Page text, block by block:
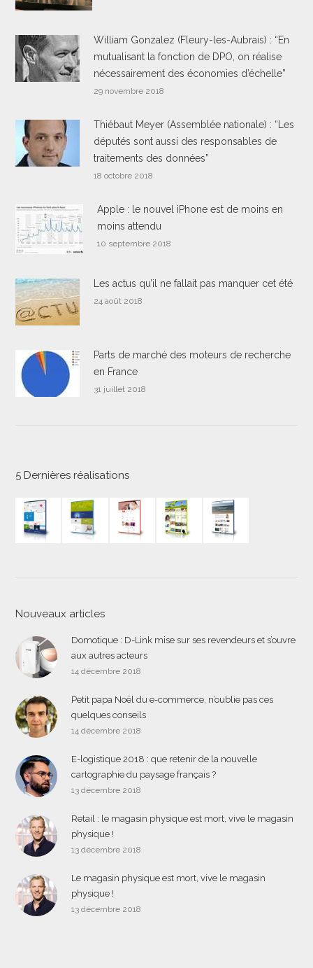
William Gonzalez (Fleury-les-Aubrais) : “En
mutualisant la fonction de DPO, on réalise
nécessairement des économies d’échelle”
29 novembre 2018
Thiébaut Meyer (Assemblée nationale) : “Les
députés sont aussi des responsables de
traitements des données”
18 octobre 2018
Apple : le nouvel iPhone est de moins en
moins attendu
10 septembre 2018
Les actus qu’il ne fallait pas manquer cet été
24 août 2018
Parts de marché des moteurs de recherche
en France
31 juillet 2018
5 Dernières réalisations
Nouveaux articles
Domotique : D-Link mise sur ses revendeurs et s’ouvre
aux autres acteurs
14 décembre 2018
Petit papa Noël du e-commerce, n’oublie pas ces
quelques conseils
14 décembre 2018
E-logistique 2018 : que retenir de la nouvelle
cartographie du paysage français ?
13 décembre 2018
Retail : le magasin physique est mort, vive le magasin
physique !
13 décembre 2018
Le magasin physique est mort, vive le magasin
physique !
13 décembre 2018